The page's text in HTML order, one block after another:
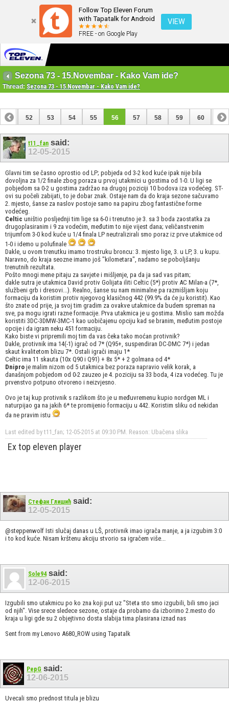
Follow Top Eleven Forum
with Tapatalk for Android
FREE - on Google Play
VIEW
Sezona 73 - 15.Novembar - Kako Vam ide?
Thread: Sezona 73 - 15.Novembar - Kako Vam ide?
51 52 53 54 55 56 57 58 59 60 61
71
t11_fan said:
12-05-2015
Glavni tim se časno oprostio od LP; pobjeda od 3-2 kod kuće ipak nije bila
dovoljna za 1/2 finale zbog poraza u prvoj utakmici u gostima od 1-0. U ligi se
pobjedom sa 0-2 u gostima zadržao na drugoj poziciji 10 bodova iza vodećeg. ST-
ovi su počeli zabijati, to je dobar znak. Ostaje nam da do kraja sezone sačuvamo
2. mjesto, šanse za naslov postoje samo na papiru zbog fantastične forme
vodećeg.
Celtic uništio posljednji tim lige sa 6-0 i trenutno je 3. sa 3 boda zaostatka za
drugoplasiranim i 9 za vodećim, međutim to nije vijest dana; veličanstvenim
trijumfom 3-0 kod kuće u 1/4 finala LP neutralizirali smo poraz iz prve utakmice od
1-0 i idemo u polufinale
Dakle, u ovom trenutku imamo trostruku broncu: 3. mjesto lige, 3. u LP, 3. u kupu.
Naravno, do kraja seozne imamo još "kilometara", nadamo se poboljšanju
trenutnih rezultata.
Pošto mnogi mene pitaju za savjete i mišljenje, pa da ja sad vas pitam;
dakle sutra je utakmica David protiv Golijata iliti Celtic (5*) protiv AC Milan-a (7*,
službeni grb i dresovi...). Realno, šanse su nam minimalne pa razmišljam koju
formaciju da koristim protiv njegovog klasičnog 442 (99.9% da će ju koristit). Kao
što znate od prije, ja svoj tim gradim za ovakve utakmice da budem spreman na
sve, pa mogu igrati razne formacije. Prva utakmica je u gostima. Mislio sam možda
koristiti 3DC-3DMW-3MC-1 kao uobičajenu opciju kad se branim, međutim postoje
opcije i da igram neku 451 formaciju.
Kako biste vi pripremili moj tim da vas čeka tako moćan protivnik?
Dakle, protivnik ima 14(-1) igrač od 7* (Q95+, suspendiran DC-DMC 7*) i jedan
skaut kvalitetom blizu 7*. Ostali igrači imaju 1*
Celtic ima 11 skauta (10x Q90 i Q91) + 8x 5* + 2 golmana od 4*
Dnipro je malim nizom od 5 utakmica bez poraza napravio velik korak, a
današnjom pobjedom od 0-2 zauzeo je 4. poziciju sa 33 boda, 4 iza vodećeg. Tu je
prvenstvo potpuno otvoreno i neizvjesno.
Ovo je taj kup protivnik s razlikom što je u međuvremenu kupio nordgen ML i
naturpijao ga na jakih 6* te promijenio formaciju u 442. Koristim sliku od nekidan
da ne pravim istu
Last edited by t11_fan; 12-05-2015 at 09:30 PM Reason: Ubačena slika
Ex top eleven player
Стефан Глишић said:
12-05-2015
@steppenwolf Isti slučaj danas u LŠ, protivnik imao igrača manje, a ja izgubim 3:0
i to kod kuće. Nisam krštenu akciju stvorio sa igračem više...
Sole94said:
12-06-2015
Izgubili smo utakmicu po ko zna koji put uz "Steta sto smo izgubili, bili smo jaci
od njih". Vise srece sledece sezone, ostaje da probamo da izborimo 2.mesto do
kraja u ligi gde su 2 objejtivno dosta slabija tima plasirana iznad nas
Sent from my Lenovo A680_ROW using Tapatalk
PepG said:
12-06-2015
Uvecali smo prednost titula je blizu